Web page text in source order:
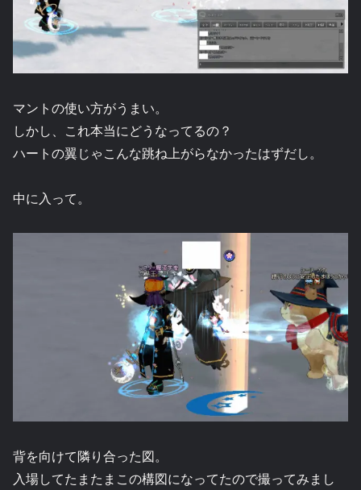
マントの使い方がうまい。
しかし、これ本当にどうなってるの？
ハートの翼じゃこんな跳ね上がらなかったはずだし。
中に入って。
背を向けて隣り合った図。
入場してたまたまこの構図になってたので撮ってみまし